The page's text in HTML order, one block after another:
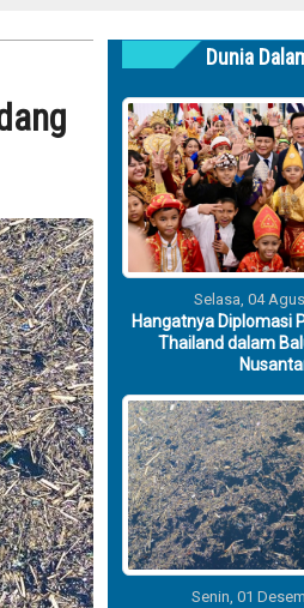
Dunia
Selasa, 04
Hangatnya Diplomasi
Thailand dalam
Senin, 01